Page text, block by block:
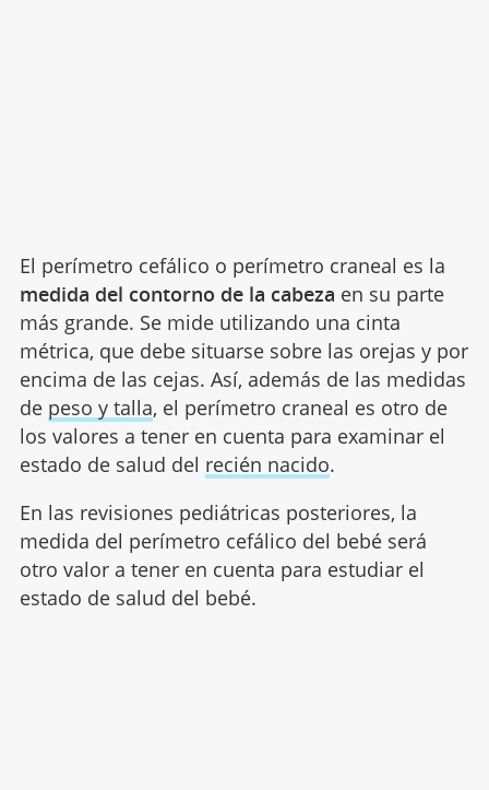
El perímetro cefálico o perímetro craneal es la
medida del contorno de la cabeza en su parte
más grande. Se mide utilizando una cinta
métrica, que debe situarse sobre las orejas y por
encima de las cejas. Así, además de las medidas
de peso y talla, el perímetro craneal es otro de
los valores a tener en cuenta para examinar el
estado de salud del recién nacido.
En las revisiones pediátricas posteriores, la
medida del perímetro cefálico del bebé será
otro valor a tener en cuenta para estudiar el
estado de salud del bebé.